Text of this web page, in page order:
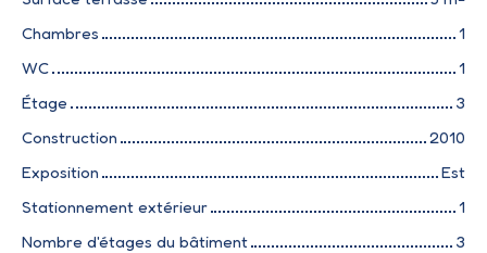
Chambres
1
WC
1
Étage
3
Construction
2010
Exposition
Est
Stationnement extérieur
1
Nombre d'étages du bâtiment
3